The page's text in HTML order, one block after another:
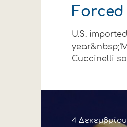
U.S.
Cuccinelli
4